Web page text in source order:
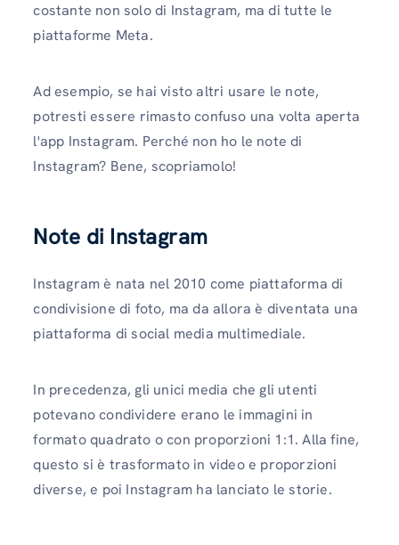
costante non solo di Instagram, ma di tutte le
piattaforme Meta.
Ad esempio, se hai visto altri usare le note,
potresti essere rimasto confuso una volta aperta
l'app Instagram. Perché non ho le note di
Instagram? Bene, scopriamolo!
Note di Instagram
Instagram è nata nel 2010 come piattaforma di
condivisione di foto, ma da allora è diventata una
piattaforma di social media multimediale.
In precedenza, gli unici media che gli utenti
potevano condividere erano le immagini in
formato quadrato o con proporzioni 1:1. Alla fine,
questo si è trasformato in video e proporzioni
diverse, e poi Instagram ha lanciato le storie.